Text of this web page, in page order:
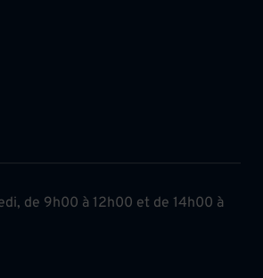
de 9h00 à 12h00 et de 14h00 à